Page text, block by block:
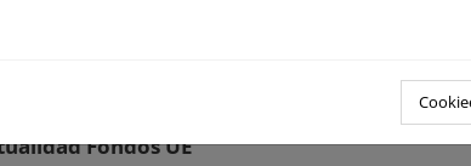
Nuevas medidas para favorecer la
Fondos UE